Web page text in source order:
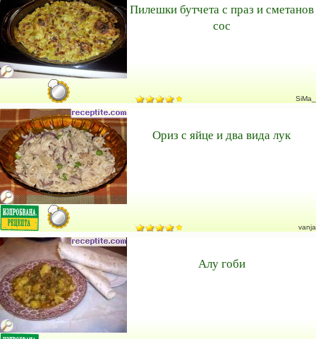
Пилешки бутчета с праз и сметанов
сос
SiMa_
Ориз с яйце и два вида лук
vanja
Алу гоби